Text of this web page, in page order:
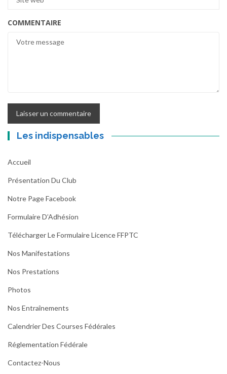
COMMENTAIRE
Les indispensables
Accueil
Présentation Du Club
Notre Page Facebook
Formulaire D’Adhésion
Télécharger Le Formulaire Licence FFPTC
Nos Manifestations
Nos Prestations
Photos
Nos Entraînements
Calendrier Des Courses Fédérales
Réglementation Fédérale
Contactez-Nous